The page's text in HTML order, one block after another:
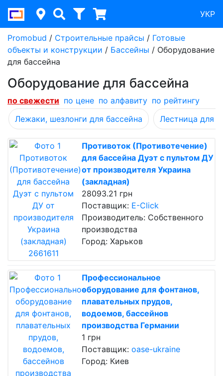
УКР
Promobud / Строительные прайсы / Готовые
объекты и конструкции / Бассейны / Оборудование
для бассейна
Оборудование для бассейна
по cвежести по цене по алфавиту по рейтингу
Лежаки, шезлонги для бассейна
Лестница для
Противоток (Противотечение)
для бассейна Дуэт с пультом ДУ
от производителя Украина
(закладная)
28093.21 грн
Поставщик: E-Click
Производитель: Собственного
производства
Город: Харьков
Профессиональное
оборудование для фонтанов,
плавательных прудов,
водоемов, бассейнов
производства Германии
1 грн
Поставщик: oase-ukraine
Город: Киев